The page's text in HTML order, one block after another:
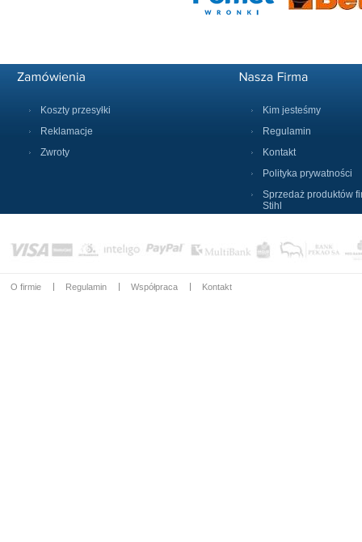
Koszty przesyłki
Reklamacje
Zwroty
Kim jesteśmy
Regulamin
Kontakt
Polityka prywatności
Sprzedaż produktów
Stihl
O firmie Regulamin Współpraca Kontakt